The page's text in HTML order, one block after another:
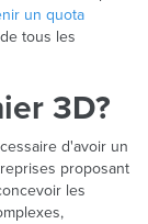
un quota
tous les
3D?
d'avoir un
proposant
les